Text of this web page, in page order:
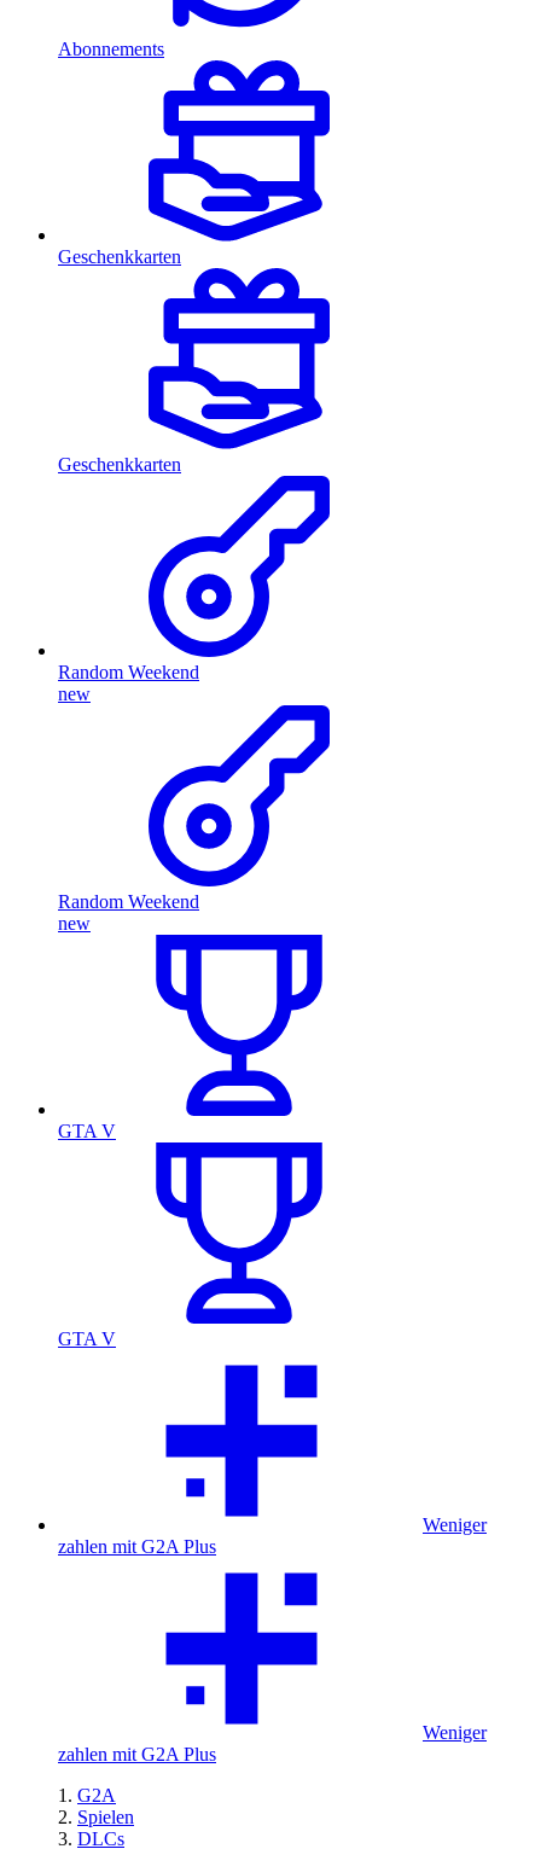
Abonnements
Geschenkkarten
Geschenkkarten
Random Weekend
new
Random Weekend
new
GTA V
GTA V
Weniger
zahlen mit G2A Plus
Weniger
zahlen mit G2A Plus
G2A
Spielen
DLCs